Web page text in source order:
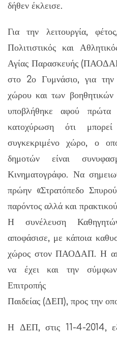
δήθεν έκλεισε.
Για την λειτουργία,
Πολιτιστικός και
Αγίας Παρασκευής
στο 2ο Γυμνάσιο, για
χώρου και των βοηθητικών
υποβλήθηκε αφού πρώτα
κατοχύρωση ότι
συγκεκριμένο χώρο, ο
δημοτών είναι
Κινηματογράφο. Να
πρώην «Στρατόπεδο
παρόντος αλλά και
Η συνέλευση
αποφάσισε, με κάποια
χώρος στον ΠΑΟΔΑΠ. Η
να έχει και την
Επιτροπής
Παιδείας (ΔΕΠ), προς την
Η ΔΕΠ, στις 11-4-2014,